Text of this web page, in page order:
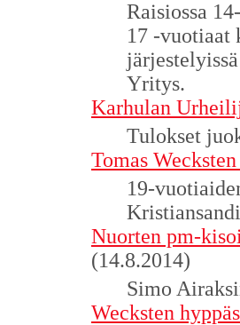
Raisiossa
17 -vuotiaat
Yritys.
Karhulan
Tulokset
Tomas
19-
Nuorten pm-
(14.8.2014)
Simo
Wecksten